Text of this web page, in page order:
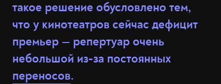
такое решение обусловлено тем,
что у кинотеатров сейчас дефицит
премьер — репертуар очень
небольшой из-за постоянных
переносов.